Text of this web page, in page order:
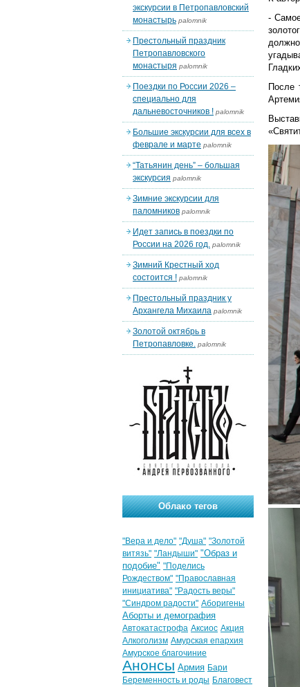
-
После
экскурсии в Петропавловский
монастырь palomnik
Престольный праздник
Петропавловского
монастыря palomnik
Поездки по России 2026 –
специально для
дальневосточников ! palomnik
Большие экскурсии для всех в
феврале и марте palomnik
“Татьянин день” – большая
экскурсия palomnik
Зимние экскурсии для
паломников palomnik
Идет запись в поездки по
России на 2026 год. palomnik
Зимний Крестный ход
состоится ! palomnik
Престольный праздник у
Архангела Михаила palomnik
Золотой октябрь в
Петропавловке. palomnik
Облако тегов
"Вера и дело" "Душа" "Золотой
витязь" "Ландыши" "Образ и
подобие" "Поделись
Рождеством" "Православная
инициатива" "Радость веры"
"Синдром радости" Аборигены
Аборты и демография
Автокатастрофа Аксиос Акция
Алкоголизм Амурская епархия
Амурское благочиние
Анонсы Армия Бари
Беременность и роды Благовест